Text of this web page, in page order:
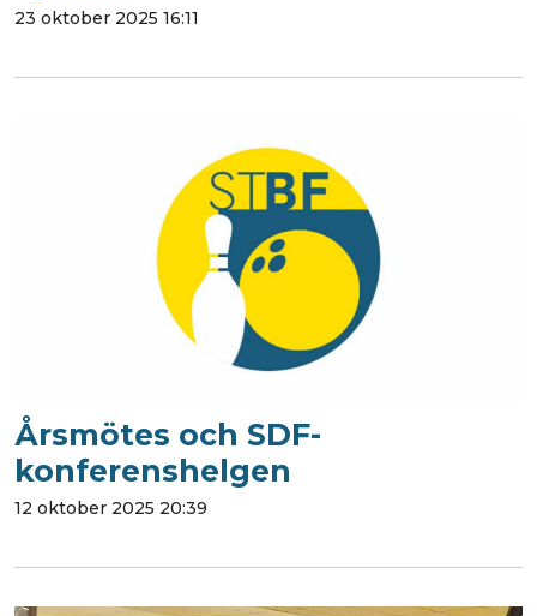
23 oktober 2025 16:11
Årsmötes och SDF-
konferenshelgen
12 oktober 2025 20:39